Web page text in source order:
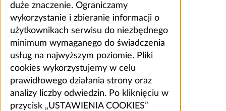
duże znaczenie. Ograniczamy
wykorzystanie i zbieranie informacji o
użytkownikach serwisu do niezbędnego
minimum wymaganego do świadczenia
usług na najwyższym poziomie. Pliki
cookies wykorzystujemy w celu
prawidłowego działania strony oraz
analizy liczby odwiedzin. Po kliknięciu w
przycisk „USTAWIENIA COOKIES”